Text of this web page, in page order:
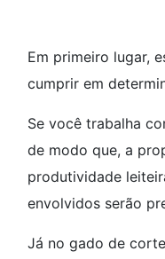
Em primeiro lugar,
cumprir em
Se você trabalha
de modo que, a
produtividade
envolvidos serão
Já no gado de